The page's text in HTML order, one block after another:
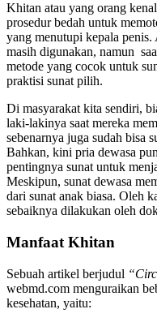
Khitan atau yang orang
prosedur bedah untuk
yang menutupi kepala penis.
masih digunakan, namun
metode yang cocok untuk
praktisi sunat pilih.
Di masyarakat kita sendiri,
laki-lakinya saat mereka
sebenarnya juga sudah bisa
Bahkan, kini pria dewasa
pentingnya sunat untuk
Meskipun, sunat dewasa
dari sunat anak biasa. Oleh
sebaiknya dilakukan oleh
Manfaat Khitan
Sebuah artikel berjudul
webmd.com menguraikan
kesehatan, yaitu: